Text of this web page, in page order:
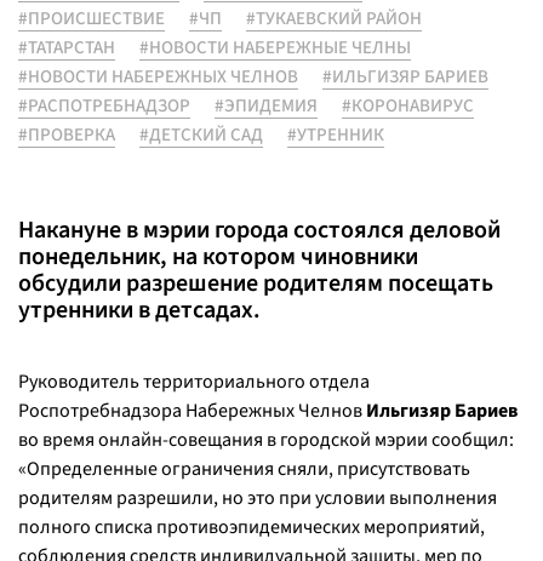
#ПРОИСШЕСТВИЕ
#ЧП
#ТУКАЕВСКИЙ РАЙОН
#ТАТАРСТАН
#НОВОСТИ НАБЕРЕЖНЫЕ ЧЕЛНЫ
#НОВОСТИ НАБЕРЕЖНЫХ ЧЕЛНОВ
#ИЛЬГИЗЯР БАРИЕВ
#РАСПОТРЕБНАДЗОР
#ЭПИДЕМИЯ
#КОРОНАВИРУС
#ПРОВЕРКА
#ДЕТСКИЙ САД #УТРЕННИК
Накануне в мэрии города состоялся деловой
понедельник, на котором чиновники
обсудили разрешение родителям посещать
утренники в детсадах.
Руководитель территориального отдела
Роспотребнадзора Набережных ЧелновИльгизяр Бариев
во время онлайн-совещания в городской мэрии сообщил:
«Определенные ограничения сняли, присутствовать
родителям разрешили, но это при условии выполнения
полного списка противоэпидемических мероприятий,